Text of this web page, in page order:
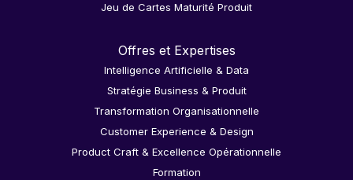
Jeu de Cartes Maturité Produit
Offres et Expertises
Intelligence Artificielle & Data
Stratégie Business & Produit
Transformation Organisationnelle
Customer Experience & Design
Product Craft & Excellence Opérationnelle
Formation